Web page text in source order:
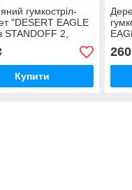
гумкостріл-
"DESERT EAGLE
STANDOFF 2,
зброя
Купити
260